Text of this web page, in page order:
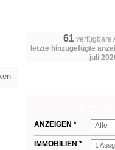
61verfügbare
letzte hinzugefügte
juli
ANZEIGEN *
Alle
IMMOBILIEN * 1